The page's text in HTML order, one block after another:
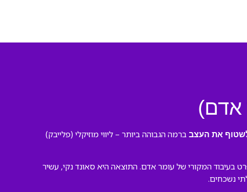
אדם)
את העצב ברמה הגבוהה ביותר – ליווי מוזיקלי (פלייבק)
המקורי של עומר אדם. התוצאה היא סאונד נקי, עשיר
נשכחים.